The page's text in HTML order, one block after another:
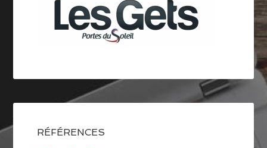
RÉFÉRENCES